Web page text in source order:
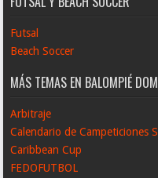
Futsal
Beach Soccer
MÁS TEMAS EN BALOMPIÉ
Arbitraje
Calendario de Campeticiones
Caribbean Cup
FEDOFUTBOL